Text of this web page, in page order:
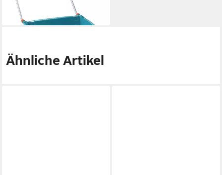
135,77 €
lieferbar - in 4-5 Werktagen bei dir
Ähnliche Artikel